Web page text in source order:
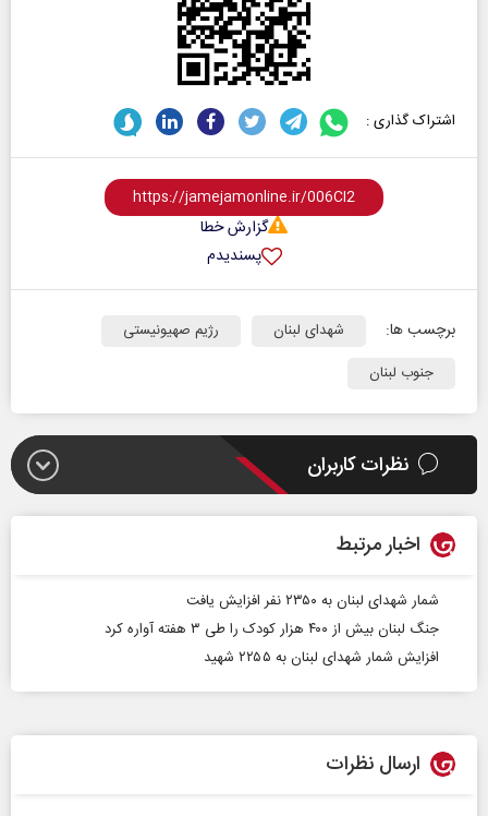
اشتراک گذاری :
گزارش خطا
پسندیدم
برچسب ها: شهدای لبنان
رژیم صهیونیستی
جنوب لبنان
نظرات کاربران
اخبار مرتبط
شمار شهدای لبنان به ۲۳۵۰ نفر افزایش یافت
جنگ لبنان بیش از ۴۰۰ هزار کودک را طی ۳ هفته آواره کرد
افزایش شمار شهدای لبنان به ۲۲۵۵ شهید
ارسال نظرات